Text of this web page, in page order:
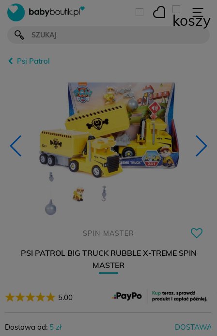
Psi Patrol
SPIN MASTER
PSI PATROL BIG TRUCK RUBBLE X-TREME SPIN
MASTER
5.00
Dostawa od: 5 zł
DOSTAWA